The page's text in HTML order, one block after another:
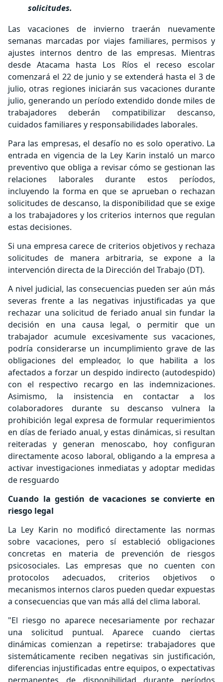
solicitudes.
Las vacaciones de invierno traerán nuevamente
semanas marcadas por viajes familiares, permisos y
ajustes internos dentro de las empresas. Mientras
desde Atacama hasta Los Ríos el receso escolar
comenzará el 22 de junio y se extenderá hasta el 3 de
julio, otras regiones iniciarán sus vacaciones durante
julio, generando un período extendido donde miles de
trabajadores deberán compatibilizar descanso,
cuidados familiares y responsabilidades laborales.
Para las empresas, el desafío no es solo operativo. La
entrada en vigencia de la Ley Karin instaló un marco
preventivo que obliga a revisar cómo se gestionan las
relaciones laborales durante estos períodos,
incluyendo la forma en que se aprueban o rechazan
solicitudes de descanso, la disponibilidad que se exige
a los trabajadores y los criterios internos que regulan
estas decisiones.
Si una empresa carece de criterios objetivos y rechaza
solicitudes de manera arbitraria, se expone a la
intervención directa de la Dirección del Trabajo (DT).
A nivel judicial, las consecuencias pueden ser aún más
severas frente a las negativas injustificadas ya que
rechazar una solicitud de feriado anual sin fundar la
decisión en una causa legal, o permitir que un
trabajador acumule excesivamente sus vacaciones,
podría considerarse un incumplimiento grave de las
obligaciones del empleador, lo que habilita a los
afectados a forzar un despido indirecto (autodespido)
con el respectivo recargo en las indemnizaciones.
Asimismo, la insistencia en contactar a los
colaboradores durante su descanso vulnera la
prohibición legal expresa de formular requerimientos
en días de feriado anual, y estas dinámicas, si resultan
reiteradas y generan menoscabo, hoy configuran
directamente acoso laboral, obligando a la empresa a
activar investigaciones inmediatas y adoptar medidas
de resguardo
Cuando la gestión de vacaciones se convierte en
riesgo legal
La Ley Karin no modificó directamente las normas
sobre vacaciones, pero sí estableció obligaciones
concretas en materia de prevención de riesgos
psicosociales. Las empresas que no cuenten con
protocolos adecuados, criterios objetivos o
mecanismos internos claros pueden quedar expuestas
a consecuencias que van más allá del clima laboral.
"El riesgo no aparece necesariamente por rechazar
una solicitud puntual. Aparece cuando ciertas
dinámicas comienzan a repetirse: trabajadores que
sistemáticamente reciben negativas sin justificación,
diferencias injustificadas entre equipos, o expectativas